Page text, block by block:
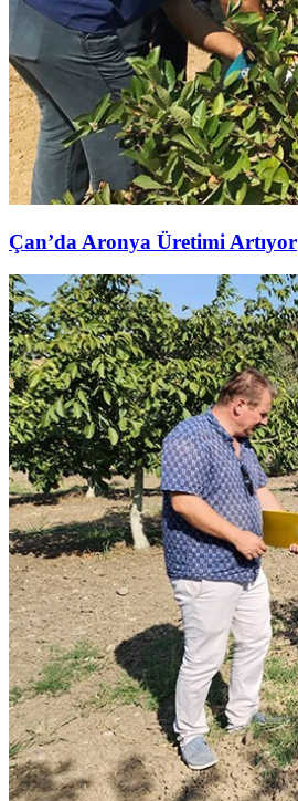
Çan’da Aronya Üretimi Artıyor